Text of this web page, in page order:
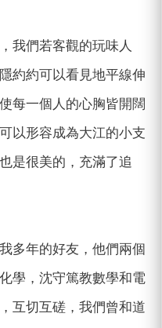
我們若客觀的玩味人
約約可以看見地平線伸
每一個人的心胸皆開闊
以形容成為大江的小支
是很美的，充滿了追
多年的好友，他們兩個
學，沈守篤教數學和電
互切互磋，我們曾和道